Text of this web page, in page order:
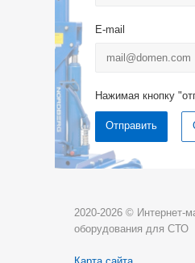
E-mail
Нажимая кнопку
2020-2026 © Интернет-
оборудования для СТО